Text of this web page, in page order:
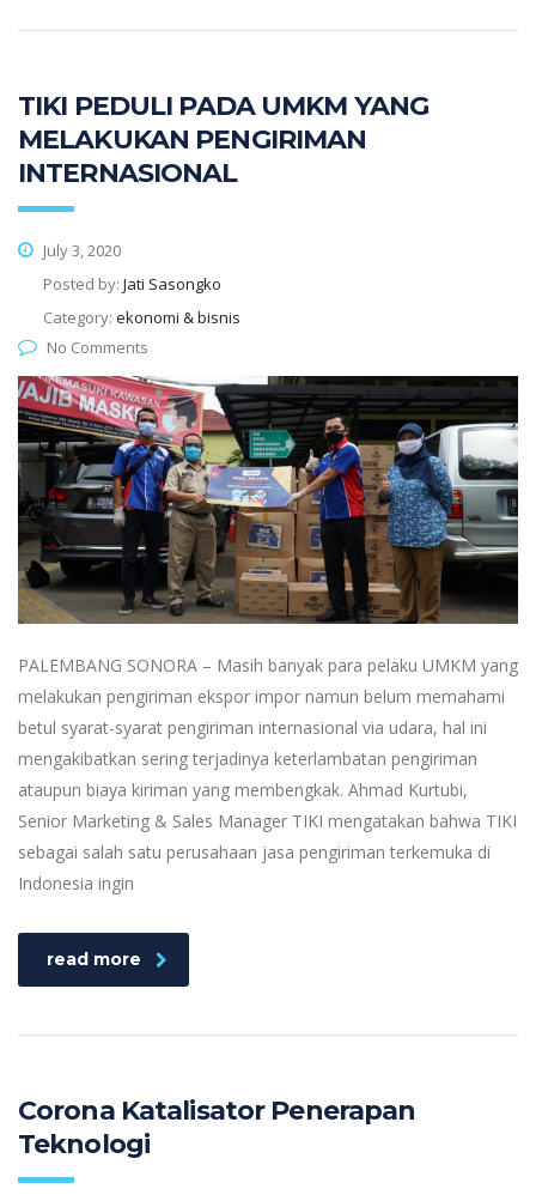
TIKI PEDULI PADA UMKM YANG
MELAKUKAN PENGIRIMAN
INTERNASIONAL
July 3, 2020
Posted by: Jati Sasongko
Category: ekonomi & bisnis
No Comments
PALEMBANG SONORA – Masih banyak para pelaku UMKM yang
melakukan pengiriman ekspor impor namun belum memahami
betul syarat-syarat pengiriman internasional via udara, hal ini
mengakibatkan sering terjadinya keterlambatan pengiriman
ataupun biaya kiriman yang membengkak. Ahmad Kurtubi,
Senior Marketing & Sales Manager TIKI mengatakan bahwa TIKI
sebagai salah satu perusahaan jasa pengiriman terkemuka di
Indonesia ingin
read more
Corona Katalisator Penerapan
Teknologi